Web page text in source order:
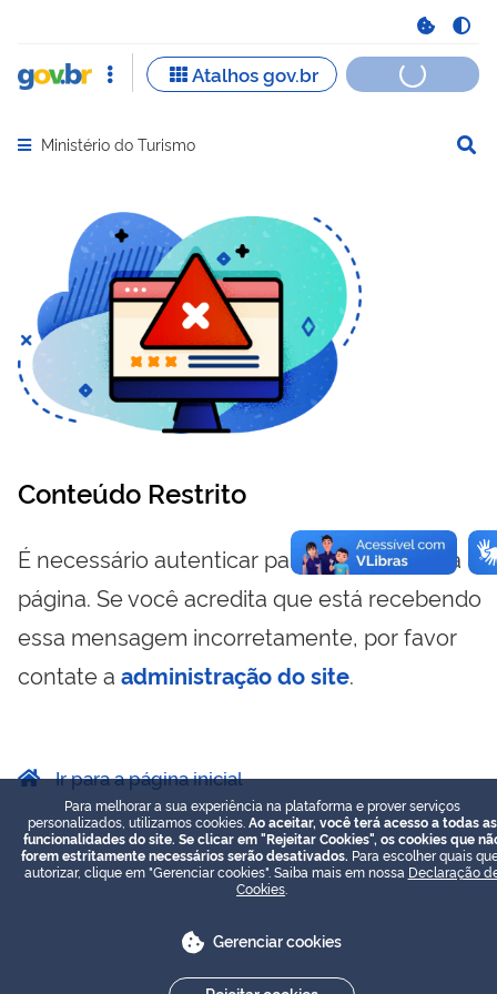
Abrir menu principal de navegação
Ministério do Turismo
Conteúdo Restrito
É necessário autenticar para visualizar essa
página. Se você acredita que está recebendo
essa mensagem incorretamente, por favor
contate a administração do site.
Ir para a página inicial
Para melhorar a sua experiência na plataforma e prover serviços
personalizados, utilizamos cookies. Ao aceitar, você terá acesso a todas as
funcionalidades do site. Se clicar em "Rejeitar Cookies", os cookies que
forem estritamente necessários serão desativados. Para escolher quais
autorizar, clique em "Gerenciar cookies". Saiba mais em nossa Declaração
Cookies
Gerenciar cookies